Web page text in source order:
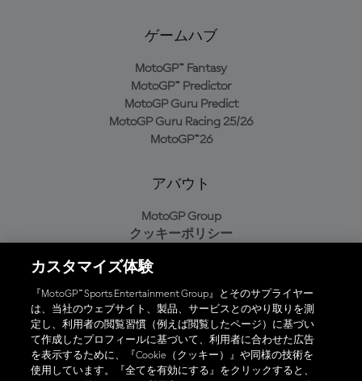
ゲームハブ
MotoGP™ Fantasy
MotoGP™ Predictor
MotoGP Guru Predict
MotoGP Guru Racing 25/26
MotoGP™26
アバウト
MotoGP Group
クッキーポリシー
プライバシーポリシー
購入ポリシー
オフィシャルアプリ
カスタマイズ体験
『MotoGP™ Sports Entertainment Group』とそのサプライヤー
は、当社のウェブサイト、製品、サービスとのやり取りを測
定し、利用者の閲覧習慣（例えば閲覧したページ）に基づい
て作成したプロフィールに基づいて、利用者に合わせた広告
を表示するために、『Cookie（クッキー）』や同様の技術を
使用しています。『全てを有効にする』をクリックすると、